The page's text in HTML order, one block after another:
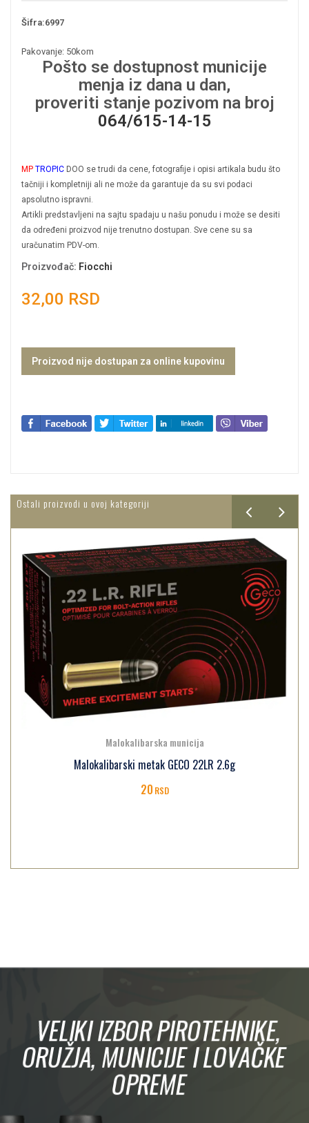
Šifra:6997
Pakovanje: 50kom
Pošto se dostupnost municije
menja iz dana u dan,
proveriti stanje pozivom na broj
064/615-14-15
MP TROPIC DOO se trudi da cene, fotografije i opisi artikala budu što
tačniji i kompletniji ali ne može da garantuje da su svi podaci
apsolutno ispravni.
Artikli predstavljeni na sajtu spadaju u našu ponudu i može se desiti
da određeni proizvod nije trenutno dostupan. Sve cene su sa
uračunatim PDV-om.
Proizvođač: Fiocchi
32,00 RSD
Proizvod nije dostupan za online kupovinu
Ostali proizvodi u ovoj kategoriji
Malokalibarska municija
Malokalibarski metak GECO 22LR 2.6g
20RSD
VELIKI IZBOR PIROTEHNIKE,
ORUŽJA, MUNICIJE I LOVAČKE
OPREME